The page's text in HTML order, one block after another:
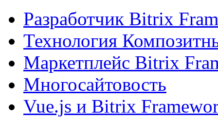
Разработчик Bitrix
Технология
Маркетплейс Bitrix
Многосайтовость
Vue.js и Bitrix